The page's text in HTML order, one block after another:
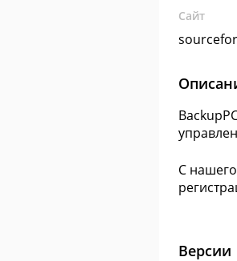
Сайт
С
Версии